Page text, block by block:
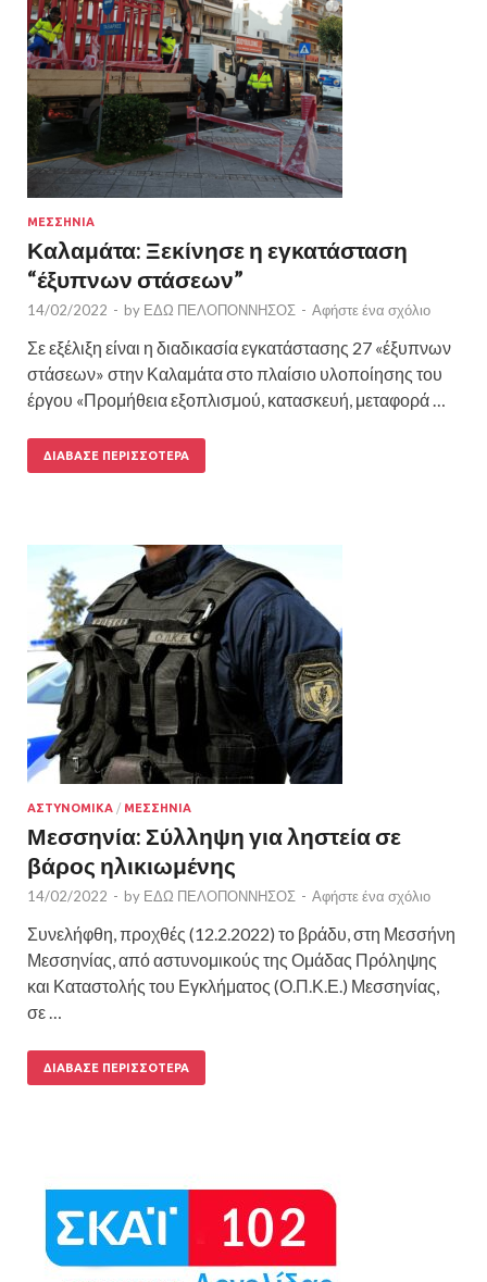
ΜΕΣΣΗΝΙΑ
Καλαμάτα: Ξεκίνησε η εγκατάσταση
“έξυπνων στάσεων”
14/02/2022 - by ΕΔΩ ΠΕΛΟΠΟΝΝΗΣΟΣ - Αφήστε ένα σχόλιο
Σε εξέλιξη είναι η διαδικασία εγκατάστασης 27 «έξυπνων
στάσεων» στην Καλαμάτα στο πλαίσιο υλοποίησης του
έργου «Προμήθεια εξοπλισμού, κατασκευή, μεταφορά …
ΔΙΆΒΑΣΕ ΠΕΡΙΣΣΌΤΕΡΑ
ΑΣΤΥΝΟΜΙΚΑ / ΜΕΣΣΗΝΙΑ
Μεσσηνία: Σύλληψη για ληστεία σε
βάρος ηλικιωμένης
14/02/2022 - by ΕΔΩ ΠΕΛΟΠΟΝΝΗΣΟΣ - Αφήστε ένα σχόλιο
Συνελήφθη, προχθές (12.2.2022) το βράδυ, στη Μεσσήνη
Μεσσηνίας, από αστυνομικούς της Ομάδας Πρόληψης
και Καταστολής του Εγκλήματος (Ο.Π.Κ.Ε.) Μεσσηνίας,
σε …
ΔΙΆΒΑΣΕ ΠΕΡΙΣΣΌΤΕΡΑ